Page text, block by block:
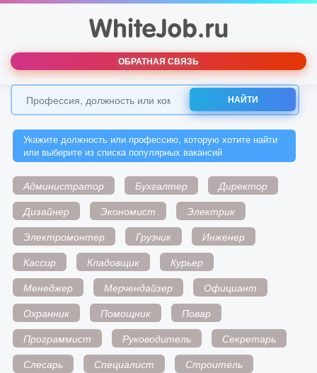
ОБРАТНАЯ СВЯЗЬ
НАЙТИ
Укажите должность или профессию, которую хотите найти
или выберите из списка популярных вакансий
Администратор Бухгалтер
Директор
Дизайнер
Экономист
Электрик
Электромонтер
Грузчик
Инженер
Кассир
Кладовщик
Курьер
Менеджер
Мерчендайзер
Официант
Охранник
Помощник
Повар
Программист
Руководитель
Секретарь
Слесарь
Специалист
Строитель